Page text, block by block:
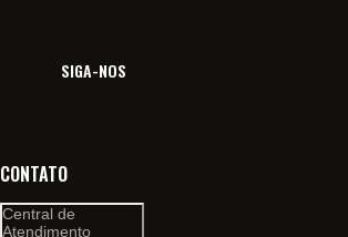
SIGA-NOS
CONTATO
Central de
Atendimento